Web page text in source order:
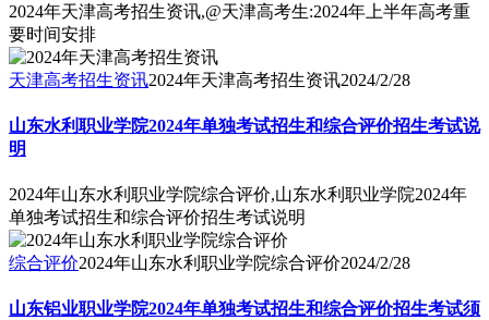
2024年天津高考招生资讯,@天津高考生:2024年上半年高考重
要时间安排
天津高考招生资讯2024年天津高考招生资讯2024/2/28
山东水利职业学院2024年单独考试招生和综合评价招生考试说
明
2024年山东水利职业学院综合评价,山东水利职业学院2024年
单独考试招生和综合评价招生考试说明
综合评价2024年山东水利职业学院综合评价2024/2/28
山东铝业职业学院2024年单独考试招生和综合评价招生考试须